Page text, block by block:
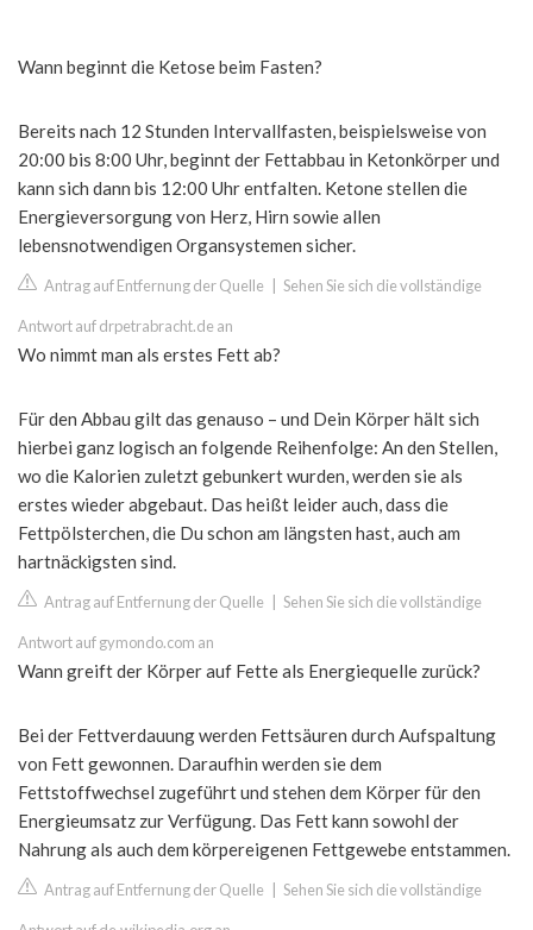
Wann beginnt die Ketose beim Fasten?
Bereits nach 12 Stunden Intervallfasten, beispielsweise von
20:00 bis 8:00 Uhr, beginnt der Fettabbau in Ketonkörper und
kann sich dann bis 12:00 Uhr entfalten. Ketone stellen die
Energieversorgung von Herz, Hirn sowie allen
lebensnotwendigen Organsystemen sicher.
Antrag auf Entfernung der Quelle Sehen Sie sich die vollständige
Antwort auf drpetrabracht.de an
Wo nimmt man als erstes Fett ab?
Für den Abbau gilt das genauso – und Dein Körper hält sich
hierbei ganz logisch an folgende Reihenfolge: An den Stellen,
wo die Kalorien zuletzt gebunkert wurden, werden sie als
erstes wieder abgebaut. Das heißt leider auch, dass die
Fettpölsterchen, die Du schon am längsten hast, auch am
hartnäckigsten sind.
Antrag auf Entfernung der Quelle Sehen Sie sich die vollständige
Antwort auf gymondo.com an
Wann greift der Körper auf Fette als Energiequelle zurück?
Bei der Fettverdauung werden Fettsäuren durch Aufspaltung
von Fett gewonnen. Daraufhin werden sie dem
Fettstoffwechsel zugeführt und stehen dem Körper für den
Energieumsatz zur Verfügung. Das Fett kann sowohl der
Nahrung als auch dem körpereigenen Fettgewebe entstammen.
Antrag auf Entfernung der Quelle Sehen Sie sich die vollständige